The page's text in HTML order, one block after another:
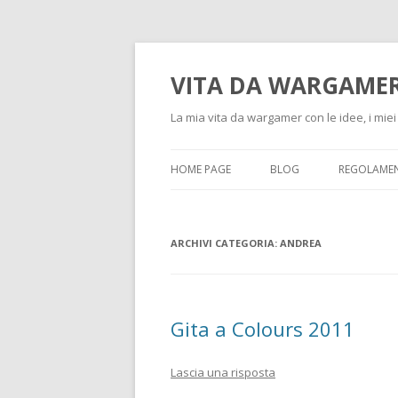
VITA DA
La mia vita da wargamer con le idee, i
HOME PAGE BLOG
ARCHIVI CATEGORIA: ANDREA
Gita a Colours 2011
Lascia una risposta